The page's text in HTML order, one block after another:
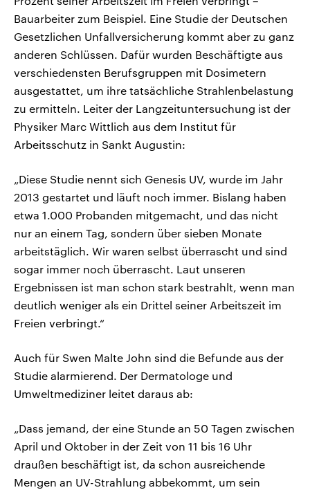
Bauarbeiter zum Beispiel. Eine Studie der Deutschen
Gesetzlichen Unfallversicherung kommt aber zu ganz
anderen Schlüssen. Dafür wurden Beschäftigte aus
verschiedensten Berufsgruppen mit Dosimetern
ausgestattet, um ihre tatsächliche Strahlenbelastung
zu ermitteln. Leiter der Langzeituntersuchung ist der
Physiker Marc Wittlich aus dem Institut für
Arbeitsschutz in Sankt Augustin:
„Diese Studie nennt sich Genesis UV, wurde im Jahr
2013 gestartet und läuft noch immer. Bislang haben
etwa 1.000 Probanden mitgemacht, und das nicht
nur an einem Tag, sondern über sieben Monate
arbeitstäglich. Wir waren selbst überrascht und sind
sogar immer noch überrascht. Laut unseren
Ergebnissen ist man schon stark bestrahlt, wenn man
deutlich weniger als ein Drittel seiner Arbeitszeit im
Freien verbringt.“
Auch für Swen Malte John sind die Befunde aus der
Studie alarmierend. Der Dermatologe und
Umweltmediziner leitet daraus ab:
„Dass jemand, der eine Stunde an 50 Tagen zwischen
April und Oktober in der Zeit von 11 bis 16 Uhr
draußen beschäftigt ist, da schon ausreichende
Mengen an UV-Strahlung abbekommt, um sein